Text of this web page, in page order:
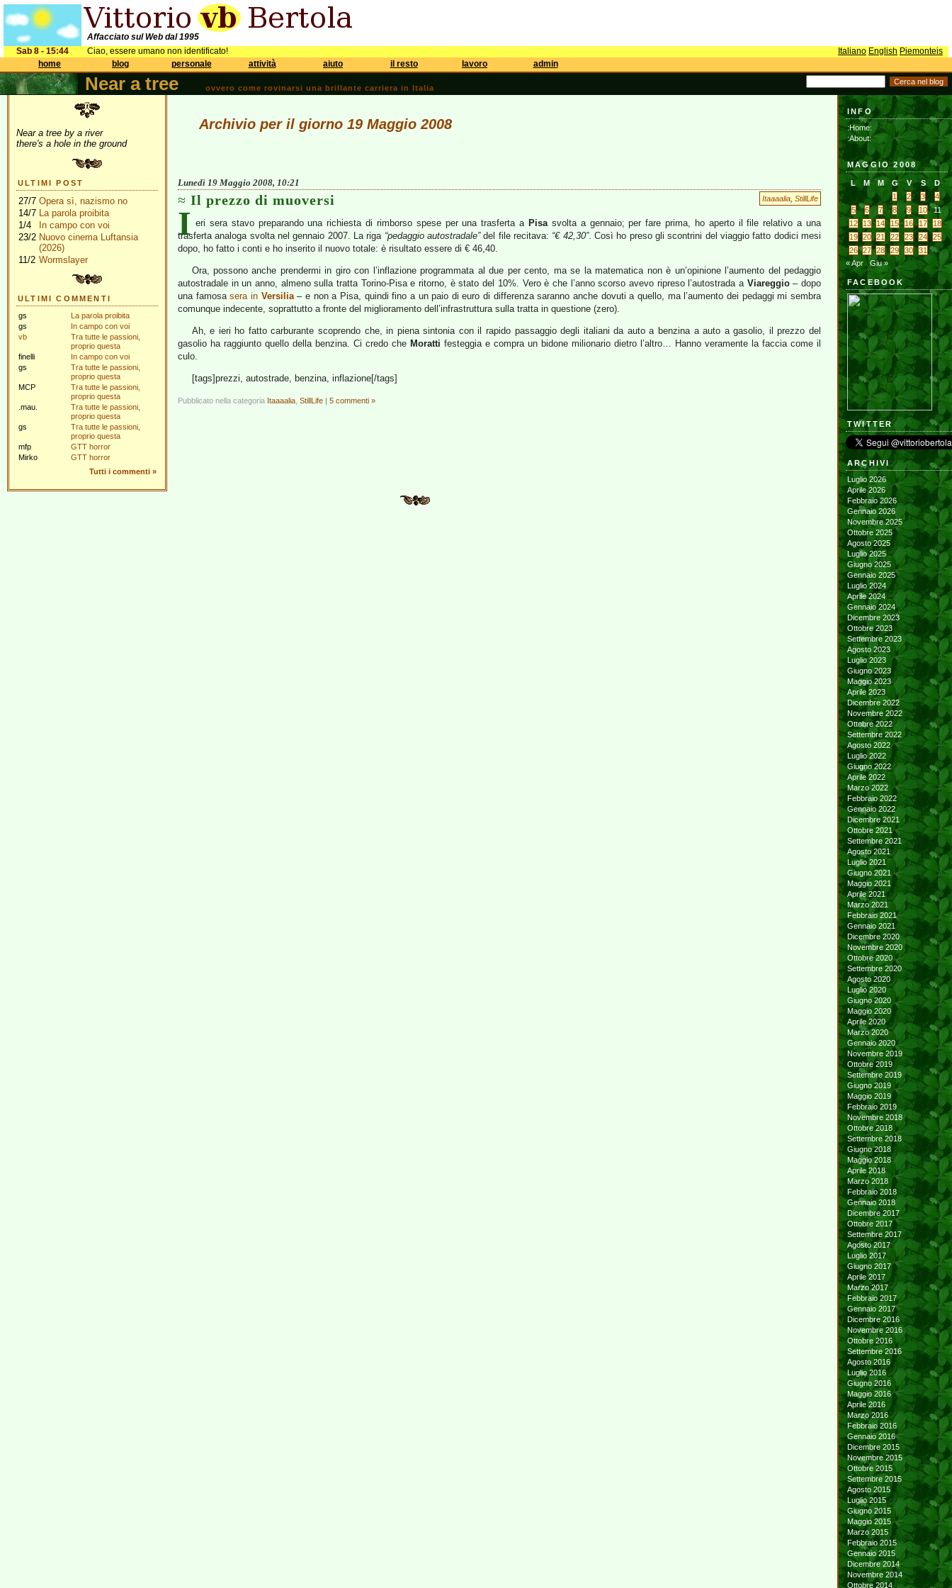
Affacciato sul Web dal 1995
Sab 8 - 15:44
Ciao, essere umano non identificato! Italiano English Piemonteis
home
blog personale attività aiuto il resto lavoro admin
Near a tree ovvero come rovinarsi una brillante carriera in Italia
Near a tree by a river
there's a hole in the ground
ULTIMI POST
27/7 Opera sì, nazismo no
14/7 La parola proibita
1/4
In campo con voi
23/2 Nuovo cinema Luftansia
(2026)
11/2 Wormslayer
ULTIMI COMMENTI
gs
La parola proibita
gs
In campo con voi
vb
Tra tutte le passioni,
proprio questa
finelli
In campo con voi
gs
Tra tutte le passioni,
proprio questa
MCP
Tra tutte le passioni,
proprio questa
.mau.
Tra tutte le passioni,
proprio questa
gs
Tra tutte le passioni,
proprio questa
mfp
GTT horror
Mirko
GTT horror
Tutti i commenti »
Archivio per il giorno 19 Maggio 2008
Lunedì 19 Maggio 2008, 10:21
Itaaaalia StillLife
Il prezzo di muoversi
I eri sera stavo preparando una richiesta di rimborso spese per una trasferta a Pisasvolta a gennaio; per fare prima, ho aperto il file relativo a una
trasferta analoga svolta nel gennaio 2007. La riga “pedaggio autostradale”del file recitava: “€ 42,30”. Così ho preso gli scontrini del viaggio fatto dodici mesi
dopo, ho fatto i conti e ho inserito il nuovo totale: è risultato essere di € 46,40.
Ora, possono anche prendermi in giro con l’inflazione programmata al due per cento, ma se la matematica non è un’opinione l’aumento del pedaggio
autostradale in un anno, almeno sulla tratta Torino-Pisa e ritorno, è stato del 10%. Vero è che l’anno scorso avevo ripreso l’autostrada a Viareggio– dopo
una famosasera in Versilia– e non a Pisa, quindi fino a un paio di euro di differenza saranno anche dovuti a quello, ma l’aumento dei pedaggi mi sembra
comunque indecente, soprattutto a fronte del miglioramento dell’infrastruttura sulla tratta in questione (zero).
Ah, e ieri ho fatto carburante scoprendo che, in piena sintonia con il rapido passaggio degli italiani da auto a benzina a auto a gasolio, il prezzo del
gasolio ha raggiunto quello della benzina. Ci credo che Moratti festeggia e compra un bidone milionario dietro l’altro… Hanno veramente la faccia come il
culo.
[tags]prezzi, autostrade, benzina, inflazione[/tags]
Pubblicato nella categoria Itaaaalia StillLife | 5 commenti »
INFO
:Home:
:About:
MAGGIO 2008
L M M G V S
D
1
2 3
4
5
6 7 8 9 10
11
12
13 14 15 16 17
18
19
20 21 22 23 24
25
26
27 28 29 30
31
« Apr
Giu »
FACEBOOK
TWITTER
ARCHIVI
Luglio 2026
Aprile 2026
Febbraio 2026
Gennaio 2026
Novembre 2025
Ottobre 2025
Agosto 2025
Luglio 2025
Giugno 2025
Gennaio 2025
Luglio 2024
Aprile 2024
Gennaio 2024
Dicembre 2023
Ottobre 2023
Settembre 2023
Agosto 2023
Luglio 2023
Giugno 2023
Maggio 2023
Aprile 2023
Dicembre 2022
Novembre 2022
Ottobre 2022
Settembre 2022
Agosto 2022
Luglio 2022
Giugno 2022
Aprile 2022
Marzo 2022
Febbraio 2022
Gennaio 2022
Dicembre 2021
Ottobre 2021
Settembre 2021
Agosto 2021
Luglio 2021
Giugno 2021
Maggio 2021
Aprile 2021
Marzo 2021
Febbraio 2021
Gennaio 2021
Dicembre 2020
Novembre 2020
Ottobre 2020
Settembre 2020
Agosto 2020
Luglio 2020
Giugno 2020
Maggio 2020
Aprile 2020
Marzo 2020
Gennaio 2020
Novembre 2019
Ottobre 2019
Settembre 2019
Giugno 2019
Maggio 2019
Febbraio 2019
Novembre 2018
Ottobre 2018
Settembre 2018
Giugno 2018
Maggio 2018
Aprile 2018
Marzo 2018
Febbraio 2018
Gennaio 2018
Dicembre 2017
Ottobre 2017
Settembre 2017
Agosto 2017
Luglio 2017
Giugno 2017
Aprile 2017
Marzo 2017
Febbraio 2017
Gennaio 2017
Dicembre 2016
Novembre 2016
Ottobre 2016
Settembre 2016
Agosto 2016
Luglio 2016
Giugno 2016
Maggio 2016
Aprile 2016
Marzo 2016
Febbraio 2016
Gennaio 2016
Dicembre 2015
Novembre 2015
Ottobre 2015
Settembre 2015
Agosto 2015
Luglio 2015
Giugno 2015
Maggio 2015
Marzo 2015
Febbraio 2015
Gennaio 2015
Dicembre 2014
Novembre 2014
Ottobre 2014